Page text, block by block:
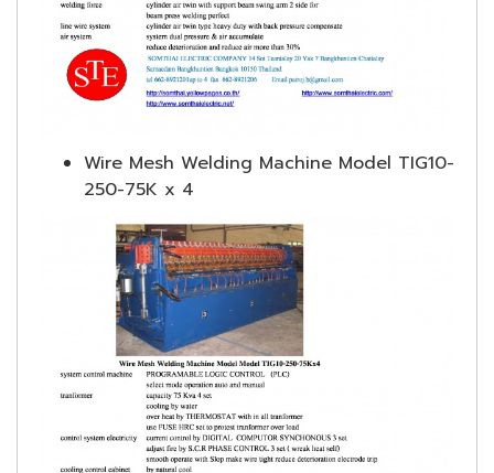
Wire Mesh Welding Machine Model TIG10-
250-75K x 4